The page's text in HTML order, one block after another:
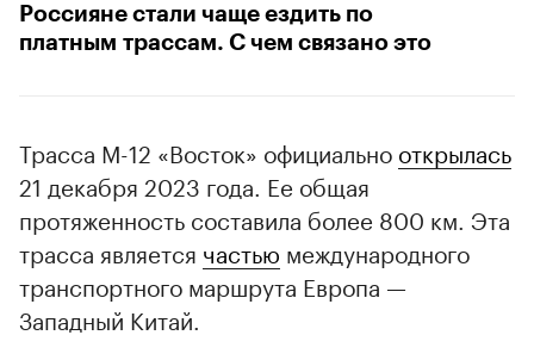
Россияне стали чаще ездить по
платным трассам. С чем связано это
Трасса М-12 «Восток» официально открылась
21 декабря 2023 года. Ее общая
протяженность составила более 800 км. Эта
трасса является частью международного
транспортного маршрута Европа —
Западный Китай.